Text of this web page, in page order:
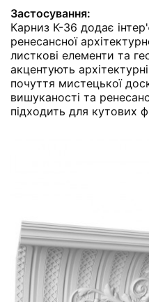
Застосування:
Карниз К-36 додає
ренесансної
листкові елементи та
акцентують
почуття мистецької
вишуканості та
підходить для кутових